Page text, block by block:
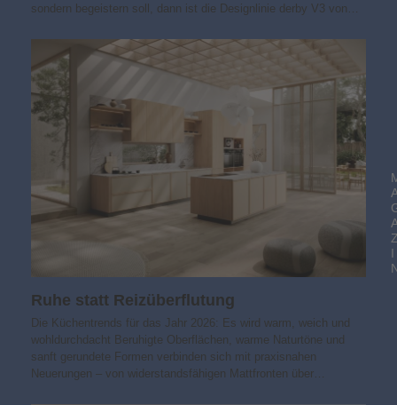
sondern begeistern soll, dann ist die Designlinie derby V3 von…
Ruhe statt Reizüberflutung
Die Küchentrends für das Jahr 2026: Es wird warm, weich und
wohldurchdacht Beruhigte Oberflächen, warme Naturtöne und
sanft gerundete Formen verbinden sich mit praxisnahen
Neuerungen – von widerstandsfähigen Mattfronten über…
I